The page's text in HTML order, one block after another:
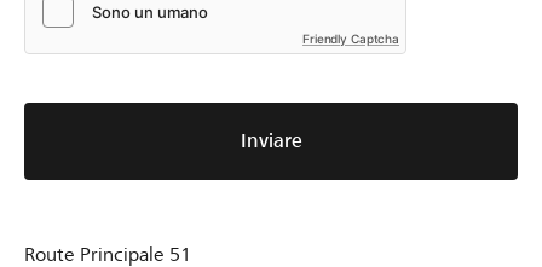
Friendly Captcha
Inviare
Route Principale 51